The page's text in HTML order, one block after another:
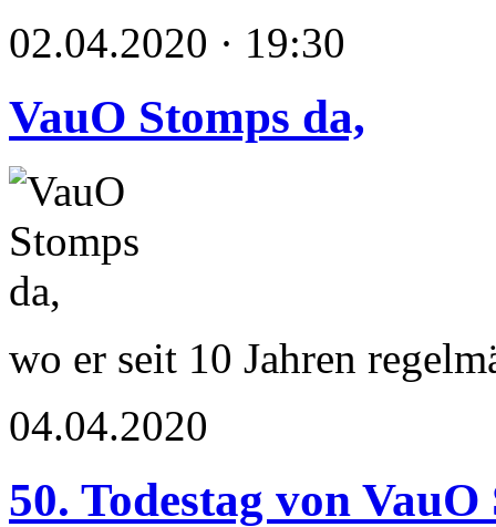
02.04.2020 · 19:30
VauO Stomps da,
wo er seit 10 Jahren
04.04.2020
50. Todestag von VauO